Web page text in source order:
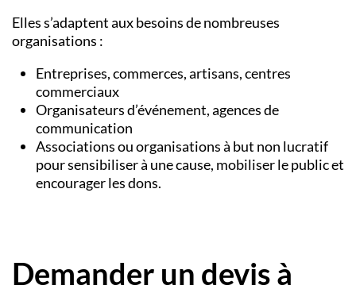
Elles s’adaptent aux besoins de nombreuses
organisations :
Entreprises, commerces, artisans, centres
commerciaux
Organisateurs d’événement, agences de
communication
Associations ou organisations à but non lucratif
pour sensibiliser à une cause, mobiliser le public et
encourager les dons.
Demander un devis à